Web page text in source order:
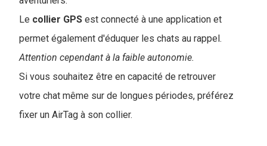
Le collier GPS est connecté à une application et
permet également d'éduquer les chats au rappel.
Attention cependant à la faible autonomie.
Si vous souhaitez être en capacité de retrouver
votre chat même sur de longues périodes, préférez
fixer un AirTag à son collier.